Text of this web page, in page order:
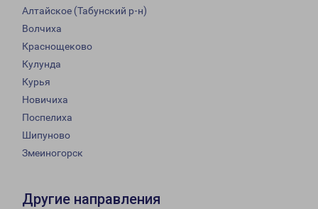
Алтайское (Табунский р-н)
Волчиха
Краснощеково
Кулунда
Курья
Новичиха
Поспелиха
Шипуново
Змеиногорск
Другие направления